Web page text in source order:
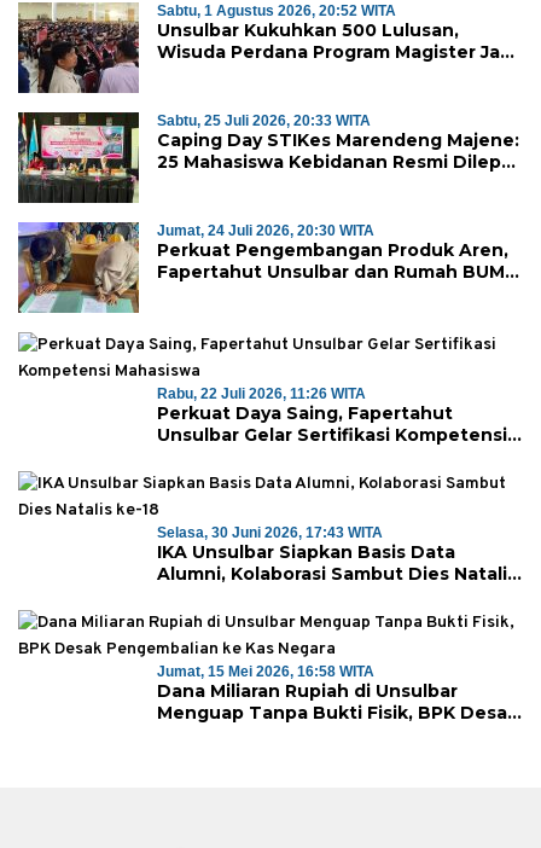
Sabtu, 1 Agustus 2026, 20:52 WITA
Unsulbar Kukuhkan 500 Lulusan,
Wisuda Perdana Program Magister Jadi
Sabtu, 25 Juli 2026, 20:33 WITA
Caping Day STIKes Marendeng Majene:
25 Mahasiswa Kebidanan Resmi Dilepas
Jumat, 24 Juli 2026, 20:30 WITA
Perkuat Pengembangan Produk Aren,
Fapertahut Unsulbar dan Rumah BUMN
Rabu, 22 Juli 2026, 11:26 WITA
Perkuat Daya Saing, Fapertahut
Unsulbar Gelar Sertifikasi Kompetensi
Selasa, 30 Juni 2026, 17:43 WITA
IKA Unsulbar Siapkan Basis Data
Alumni, Kolaborasi Sambut Dies Natalis
Jumat, 15 Mei 2026, 16:58 WITA
Dana Miliaran Rupiah di Unsulbar
Menguap Tanpa Bukti Fisik, BPK Desak